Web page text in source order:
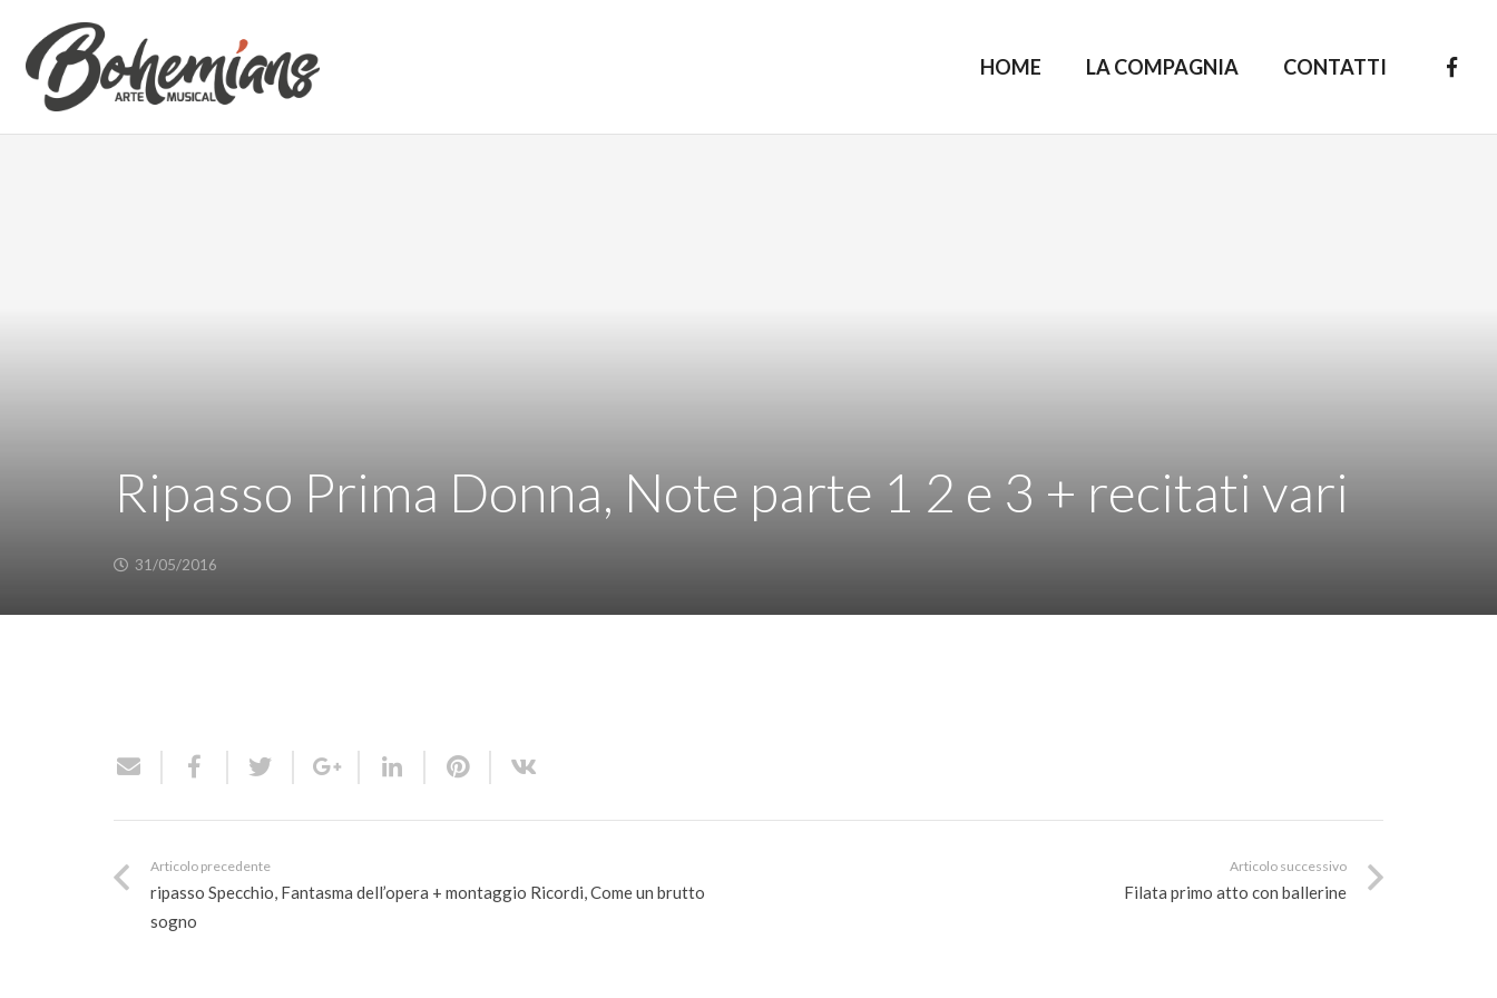
HOME LA COMPAGNIA CONTATTI
Ripasso Prima Donna, Note parte 1 2 e 3 + recitati vari
31/05/2016
Articolo precedente
ripasso Specchio, Fantasma dell’opera + montaggio Ricordi, Come un brutto
sogno
Articolo successivo
Filata primo atto con ballerine